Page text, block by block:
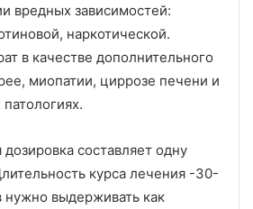
вредных зависимостей:
наркотической.
в качестве дополнительного
миопатии, циррозе печени и
составляет одну
курса лечения -30-
выдерживать как